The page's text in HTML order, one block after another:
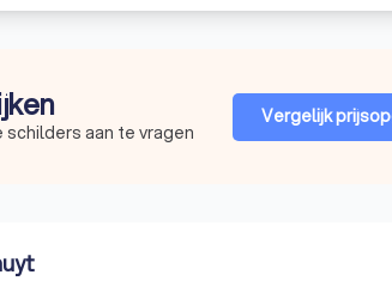
aan te vragen
Vergelijk